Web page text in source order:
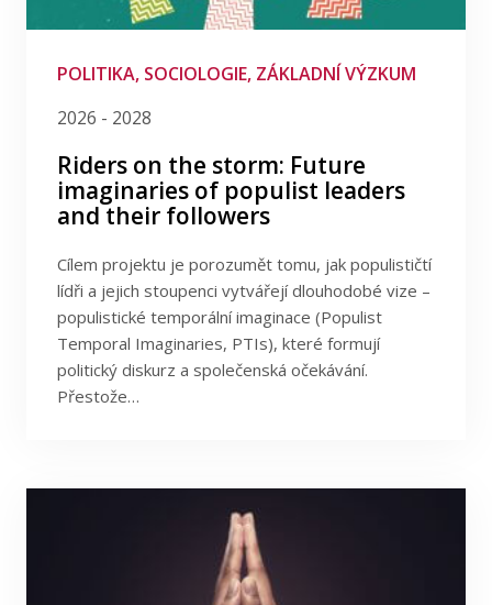
Lidé
FSV UK
POLITIKA, SOCIOLOGIE, ZÁKLADNÍ VÝZKUM
2026 - 2028
Riders on the storm: Future
imaginaries of populist leaders
and their followers
Cílem projektu je porozumět tomu, jak populističtí
lídři a jejich stoupenci vytvářejí dlouhodobé vize –
populistické temporální imaginace (Populist
Temporal Imaginaries, PTIs), které formují
politický diskurz a společenská očekávání.
Přestože…
Demokracie
Digitální média
Evropská unie
Finance
Média
Mediální komunikace
Mezinárodní vztahy
Migrace